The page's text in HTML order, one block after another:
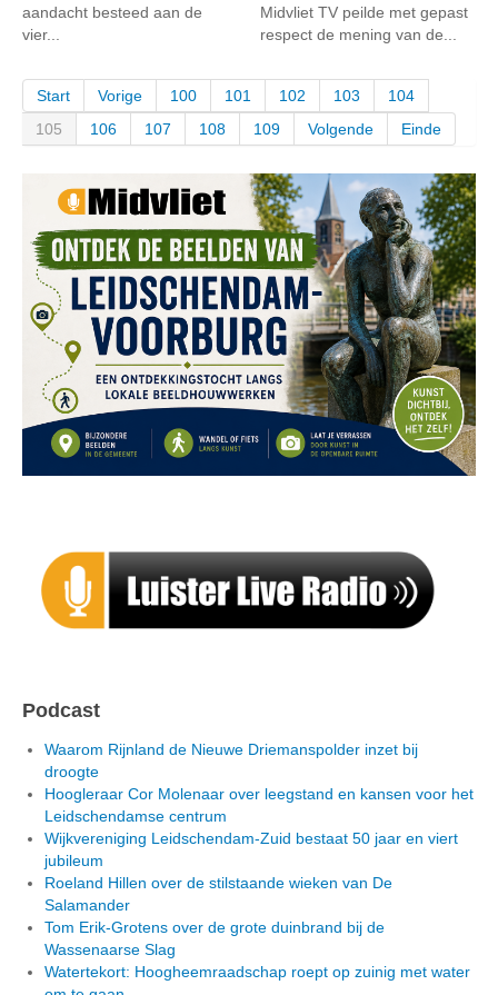
aandacht besteed aan de
vier...
Midvliet TV peilde met gepast
respect de mening van de...
Start Vorige 100 101 102 103
104
105
106 107 108 109 Volgende Einde
Podcast
Waarom Rijnland de Nieuwe Driemanspolder inzet bij
droogte
Hoogleraar Cor Molenaar over leegstand en kansen voor het
Leidschendamse centrum
Wijkvereniging Leidschendam-Zuid bestaat 50 jaar en viert
jubileum
Roeland Hillen over de stilstaande wieken van De
Salamander
Tom Erik-Grotens over de grote duinbrand bij de
Wassenaarse Slag
Watertekort: Hoogheemraadschap roept op zuinig met water